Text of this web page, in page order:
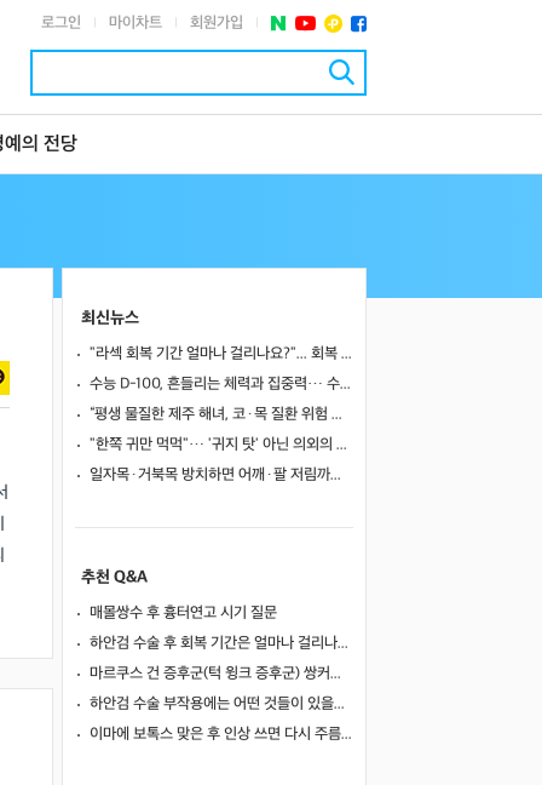
로그인 마이차트 회원가입
예의 전당
최신뉴스
"라섹 회복 기간 얼마나 걸리나요?"... 회복 과정과 일상 복귀 시점
수능 D-100, 흔들리는 체력과 집중력… 수험생 영양 관리 어떻게 할까
“평생 물질한 제주 해녀, 코·목 질환 위험 높았다”… 10년 추적 연구 결과
"한쪽 귀만 먹먹"… '귀지 탓' 아닌 의외의 원인 4가지
일자목·거북목 방치하면 어깨·팔 저림까지…초기 관리가 중요한 이유
추천 Q&A
매몰쌍수 후 흉터연고 시기 질문
하안검 수술 후 회복 기간은 얼마나 걸리나요?
마르쿠스 건 증후군(턱 윙크 증후군) 쌍커풀 수술 가능 여부
하안검 수술 부작용에는 어떤 것들이 있을까요?
이마에 보톡스 맞은 후 인상 쓰면 다시 주름이 생길까요?